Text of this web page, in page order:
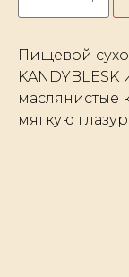
Пищевой
маслянистые
мягкую